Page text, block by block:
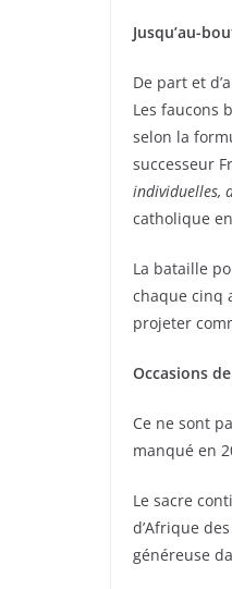
Jusqu’au-
De part et
Les faucons
selon la
successeur
individuelles,
catholique
La bataille
chaque cinq
projeter
Occasions
Ce ne sont
manqué en
Le sacre
d’Afrique
généreuse